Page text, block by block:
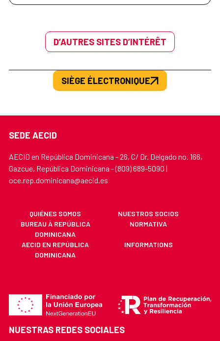
D’AUTRES SITES D’INTÉRÊT
SIÈGE ÉLECTRONIQUE
SEDE AECID
AECID en República Dominicana - 26, C/ Dr. Delgado no. 166,
Gazcue, República Dominicana - (809) 689-5090 |
oce.rep.dominicana@aecid.es
QUIÉNES SOMOS
NUESTROS SOCIOS
BUREAU À REPÚBLICA
DOMINICANA
NORMATIVA
AECID EN REPÚBLICA
DOMINICANA
INFORMATIONS
NUESTRAS REDES SOCIALES